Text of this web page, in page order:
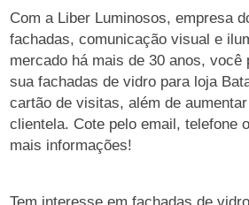
Com a Liber Luminosos, empresa
fachadas, comunicação visual e
mercado há mais de 30 anos, você
sua fachadas de vidro para loja
cartão de visitas, além de
clientela. Cote pelo email, telefone
mais informações!